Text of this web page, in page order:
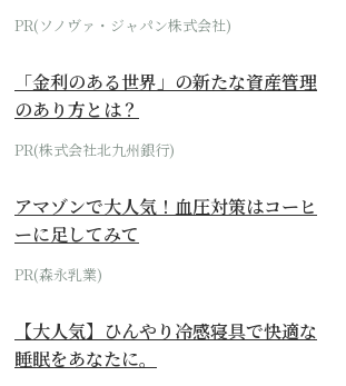
PR(ソノヴァ・ジャパン株式会社)
「金利のある世界」の新たな資産管理
のあり方とは？
PR(株式会社北九州銀行)
アマゾンで大人気！血圧対策はコーヒ
ーに足してみて
PR(森永乳業)
【大人気】ひんやり冷感寝具で快適な
睡眠をあなたに。